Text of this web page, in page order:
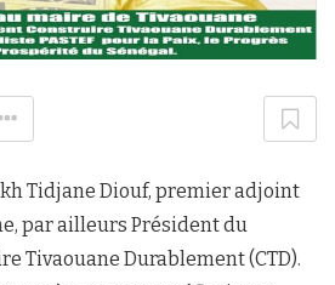
Tidjane Diouf, premier adjoint
par ailleurs Président du
Tivaouane Durablement (CTD).